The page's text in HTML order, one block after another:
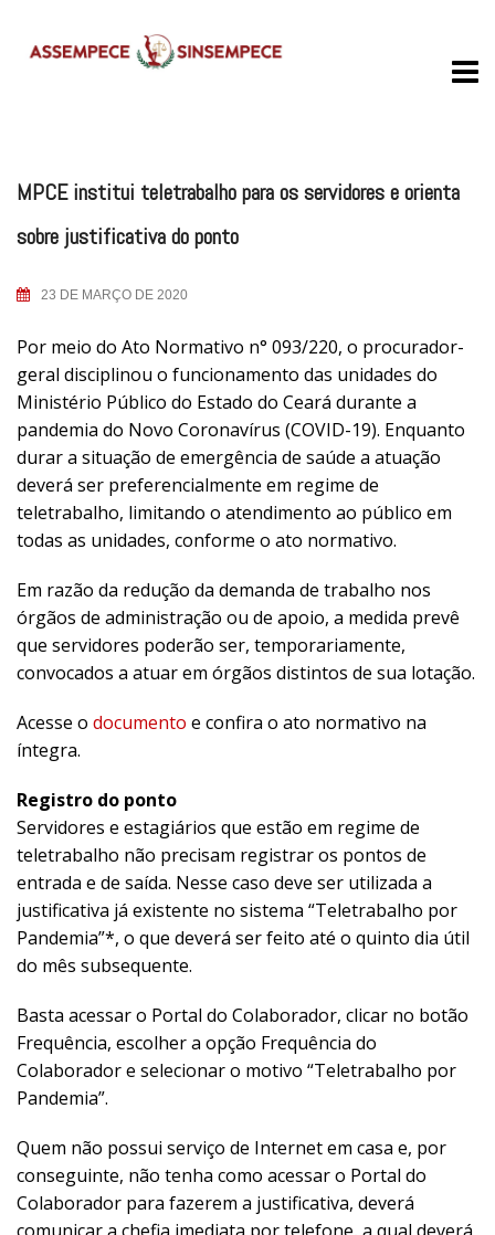
MPCE institui teletrabalho para os servidores e orienta
sobre justificativa do ponto
23 DE MARÇO DE 2020
Por meio do Ato Normativo n° 093/220, o procurador-
geral disciplinou o funcionamento das unidades do
Ministério Público do Estado do Ceará durante a
pandemia do Novo Coronavírus (COVID-19). Enquanto
durar a situação de emergência de saúde a atuação
deverá ser preferencialmente em regime de
teletrabalho, limitando o atendimento ao público em
todas as unidades, conforme o ato normativo.
Em razão da redução da demanda de trabalho nos
órgãos de administração ou de apoio, a medida prevê
que servidores poderão ser, temporariamente,
convocados a atuar em órgãos distintos de sua lotação.
Acesse o documento e confira o ato normativo na
íntegra.
Registro do ponto
Servidores e estagiários que estão em regime de
teletrabalho não precisam registrar os pontos de
entrada e de saída. Nesse caso deve ser utilizada a
justificativa já existente no sistema “Teletrabalho por
Pandemia”*, o que deverá ser feito até o quinto dia útil
do mês subsequente.
Basta acessar o Portal do Colaborador, clicar no botão
Frequência, escolher a opção Frequência do
Colaborador e selecionar o motivo “Teletrabalho por
Pandemia”.
Quem não possui serviço de Internet em casa e, por
conseguinte, não tenha como acessar o Portal do
Colaborador para fazerem a justificativa, deverá